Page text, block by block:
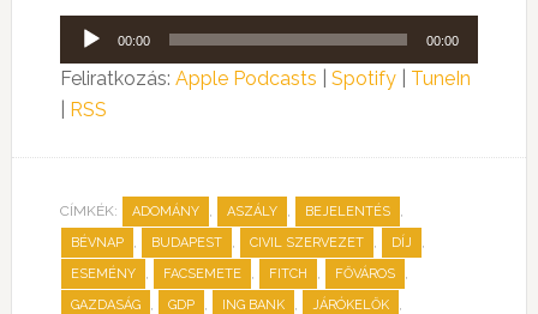
Audió
lejátszó
00:00 00:00
Feliratkozás: Apple Podcasts Spotify| TuneIn
RSS
CÍMKÉK: ADOMÁNY , ASZÁLY , BEJELENTÉS ,
BÉVNAP , BUDAPEST , CIVIL SZERVEZET , DÍJ ,
ESEMÉNY , FACSEMETE , FITCH , FŐVÁROS ,
GAZDASÁG , GDP , ING BANK , JÁRÓKELŐK ,